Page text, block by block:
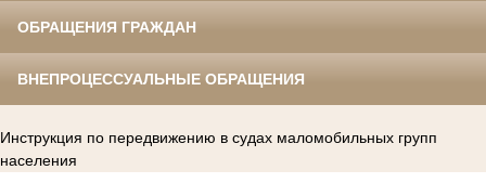
ОБРАЩЕНИЯ ГРАЖДАН
ВНЕПРОЦЕССУАЛЬНЫЕ ОБРАЩЕНИЯ
Инструкция по передвижению в судах маломобильных групп
населения